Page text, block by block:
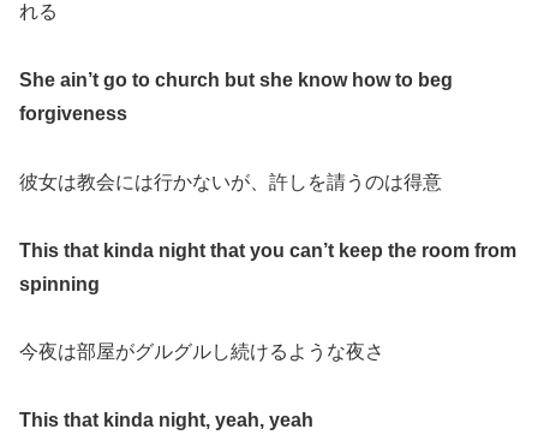
れる
She ain’t go to church but she know how to beg
forgiveness
彼女は教会には行かないが、許しを請うのは得意
This that kinda night that you can’t keep the room from
spinning
今夜は部屋がグルグルし続けるような夜さ
This that kinda night, yeah, yeah